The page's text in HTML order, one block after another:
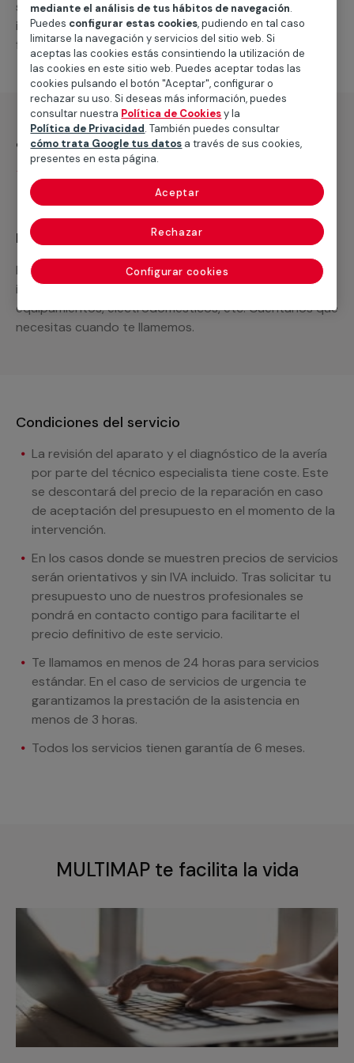
suministro de los materiales necesarios, las
intervenciones a realizar, o la mano de obra que hará
falta para completar tu proyecto.
¿Qué incluye?
Recuerda que en MULTIMAP
Podemos ofrecer cualquier servicio a medida
incluyendo todo lo que necesites: materiales,
equipamientos, electrodomésticos, etc. Cuéntanos que
necesitas cuando te llamemos.
Condiciones del servicio
La revisión del aparato y el diagnóstico de la avería
por parte del técnico especialista tiene coste. Este
se descontará del precio de la reparación en caso
de aceptación del presupuesto en el momento de la
intervención.
En los casos donde se muestren precios de servicios
serán orientativos y sin IVA incluido. Tras solicitar tu
presupuesto uno de nuestros profesionales se
pondrá en contacto contigo para facilitarte el
precio definitivo de este servicio.
Te llamamos en menos de 24 horas para servicios
estándar. En el caso de servicios de urgencia te
garantizamos la prestación de la asistencia en
menos de 3 horas.
Todos los servicios tienen garantía de 6 meses.
MULTIMAP te facilita la vida
mediante el análisis de tus hábitos de navegación.
Puedes configurar estas cookies, pudiendo en tal caso
limitarse la navegación y servicios del sitio web. Si
aceptas las cookies estás consintiendo la utilización de
las cookies en este sitio web. Puedes aceptar todas las
cookies pulsando el botón "Aceptar", configurar o
rechazar su uso. Si deseas más información, puedes
consultar nuestra Política de Cookiesy la
Política de Privacidad. También puedes consultar
cómo trata Google tus datos a través de sus cookies,
presentes en esta página.
Configurar cookies
Rechazar
Aceptar